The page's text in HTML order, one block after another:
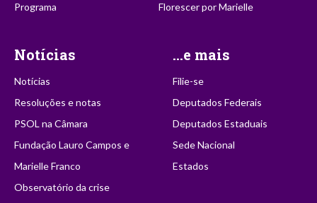
Programa
Florescer por Marielle
Notícias
Notícias
Resoluções e notas
PSOL na Câmara
Fundação Lauro Campos e
Marielle Franco
Observatório da crise
...e mais
Filie-se
Deputados Federais
Deputados Estaduais
Sede Nacional
Estados